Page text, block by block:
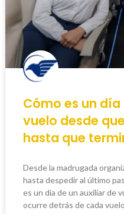
Cómo es un
vuelo desde
hasta que
Desde la madrugada
hasta despedir al último
es un día de un auxiliar de
ocurre detrás de cada